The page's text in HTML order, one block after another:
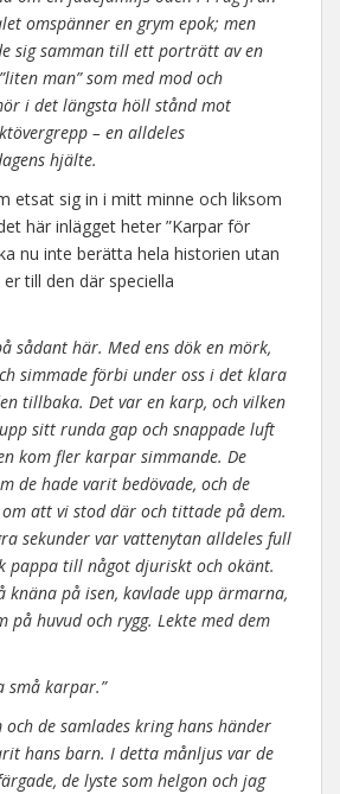
omspänner en grym epok; men
sig samman till ett porträtt av en
man” som med mod och
i det längsta höll stånd mot
– en alldeles
hjälte.
etsat sig in i mitt minne och liksom
här inlägget heter ”Karpar för
nu inte berätta hela historien utan
till den där speciella
sådant här. Med ens dök en mörk,
simmade förbi under oss i det klara
tillbaka. Det var en karp, och vilken
sitt runda gap och snappade luft
kom fler karpar simmande. De
de hade varit bedövade, och de
att vi stod där och tittade på dem.
sekunder var vattenytan alldeles full
pappa till något djuriskt och okänt.
knäna på isen, kavlade upp ärmarna,
på huvud och rygg. Lekte med dem
små karpar.”
och de samlades kring hans händer
hans barn. I detta månljus var de
de lyste som helgon och jag